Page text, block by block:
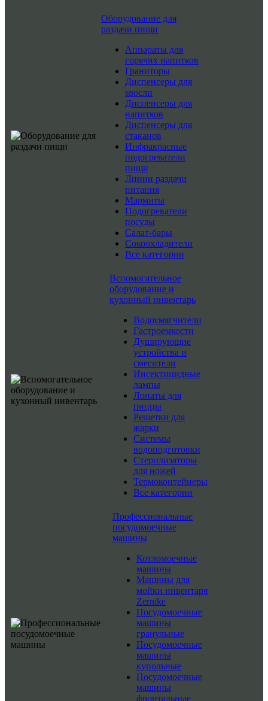
Оборудование для
раздачи пищи
Аппараты для
горячих напитков
Граниторы
Диспенсеры для
мюсли
Диспенсеры для
напитков
Диспенсеры для
стаканов
Инфракрасные
подогреватели
пищи
Линии раздачи
питания
Мармиты
Подогреватели
посуды
Салат-бары
Сокоохладители
Все категории
Вспомогательное
оборудование и
кухонный инвентарь
Водоумягчители
Гастроемкости
Душирующие
устройства и
смесители
Инсектицидные
лампы
Лопаты для
пиццы
Решетки для
жарки
Системы
водоподготовки
Стерилизаторы
для ножей
Термоконтейнеры
Все категории
Профессиональные
посудомоечные
машины
Котломоечные
машины
Машины для
мойки инвентаря
Zernike
Посудомоечные
машины
гранульные
Посудомоечные
машины
купольные
Посудомоечные
машины
фронтальные